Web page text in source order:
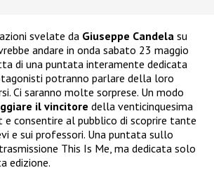
svelate da Giuseppe Candela su
andare in onda sabato 23 maggio
di una puntata interamente dedicata
potranno parlare della loro
Ci saranno molte sorprese. Un modo
il vincitore della venticinquesima
consentire al pubblico di scoprire tante
e sui professori. Una puntata sullo
This Is Me, ma dedicata solo
edizione.